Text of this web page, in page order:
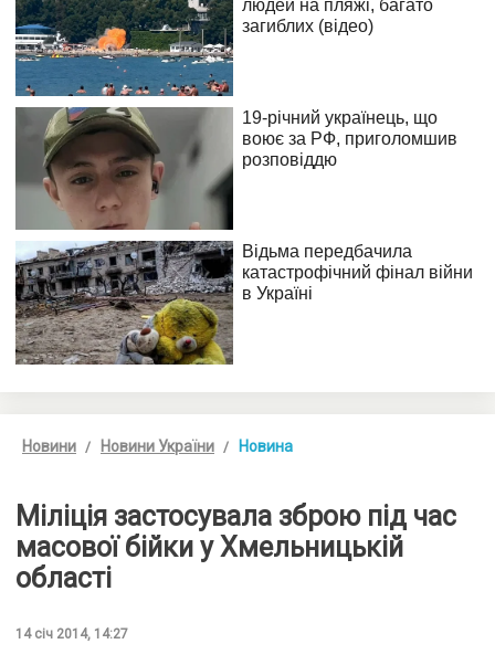
Новини Новини України Новина
Міліція застосувала зброю під час
масової бійки у Хмельницькій
області
14 січ 2014, 14:27